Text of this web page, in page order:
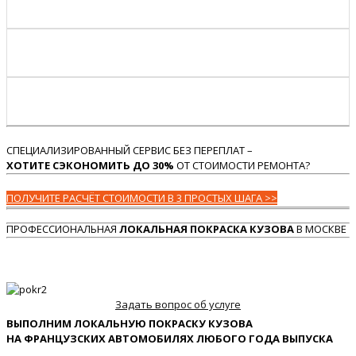
СПЕЦИАЛИЗИРОВАННЫЙ СЕРВИС БЕЗ ПЕРЕПЛАТ –
ХОТИТЕ СЭКОНОМИТЬ ДО 30% ОТ СТОИМОСТИ РЕМОНТА?
ПОЛУЧИТЕ РАСЧЁТ СТОИМОСТИ В 3 ПРОСТЫХ ШАГА >>
ПРОФЕССИОНАЛЬНАЯ ЛОКАЛЬНАЯ ПОКРАСКА КУЗОВАВ МОСКВЕ
Задать вопрос об услуге
ВЫПОЛНИМ ЛОКАЛЬНУЮ ПОКРАСКУ КУЗОВА
НА ФРАНЦУЗСКИХ АВТОМОБИЛЯХ ЛЮБОГО ГОДА ВЫПУСКА